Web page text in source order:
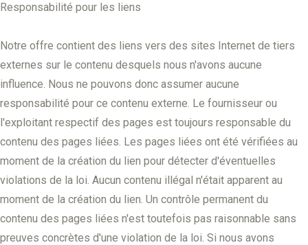
Responsabilité pour les liens
Notre offre contient des liens vers des sites Internet de tiers
externes sur le contenu desquels nous n'avons aucune
influence. Nous ne pouvons donc assumer aucune
responsabilité pour ce contenu externe. Le fournisseur ou
l'exploitant respectif des pages est toujours responsable du
contenu des pages liées. Les pages liées ont été vérifiées au
moment de la création du lien pour détecter d'éventuelles
violations de la loi. Aucun contenu illégal n'était apparent au
moment de la création du lien. Un contrôle permanent du
contenu des pages liées n'est toutefois pas raisonnable sans
preuves concrètes d'une violation de la loi. Si nous avons